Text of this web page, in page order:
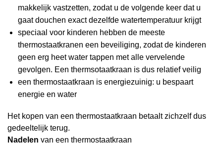
makkelijk vastzetten, zodat u de volgende keer dat u
gaat douchen exact dezelfde watertemperatuur krijgt
speciaal voor kinderen hebben de meeste
thermostaatkranen een beveiliging, zodat de kinderen
geen erg heet water tappen met alle vervelende
gevolgen. Een thermsotaatkraan is dus relatief veilig
een thermostaatkraan is energiezuinig: u bespaart
energie en water
Het kopen van een thermostaatkraan betaalt zichzelf dus
gedeeltelijk terug.
Nadelen van een thermostaatkraan